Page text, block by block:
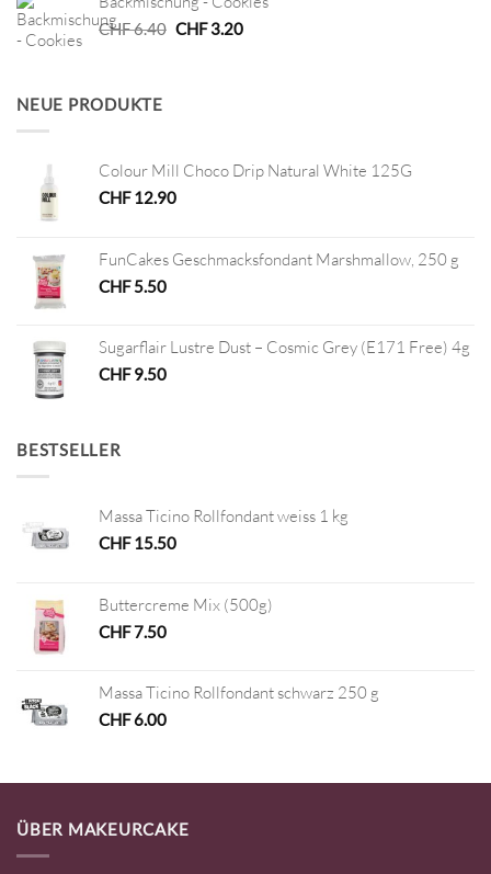
CHF 8.90CHF 4.45.
CHF6.40 Ursprünglicher
CHF3.20Aktueller
NEUE PRODUKTE
Colour Mill Choco Drip Natural White 125G
CHF12.90
FunCakes Geschmacksfondant Marshmallow, 250 g
CHF5.50
Sugarflair Lustre Dust – Cosmic Grey (E171 Free) 4g
CHF9.50
BESTSELLER
Massa Ticino Rollfondant weiss 1 kg
CHF15.50
Buttercreme Mix (500g)
CHF7.50
Massa Ticino Rollfondant schwarz 250 g
CHF6.00
ÜBER MAKEURCAKE